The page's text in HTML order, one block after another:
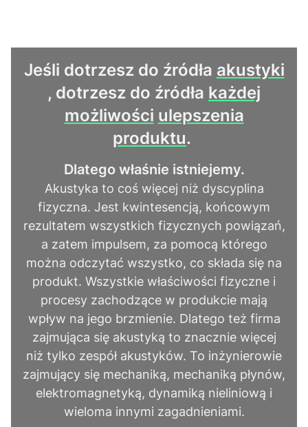
Jeśli dotrzesz do źródła akustyki
, dotrzesz do źródła każdej
możliwości ulepszenia
produktu.
Dlatego właśnie istniejemy.
Akustyka to coś więcej niż dyscyplina
fizyczna. Jest kwintesencją, końcowym
rezultatem wszystkich fizycznych powiązań,
a zatem impulsem, za pomocą którego
można odczytać wszystko, co składa się na
produkt. Wszystkie właściwości fizyczne i
procesy zachodzące w produkcie mają
wpływ na jego brzmienie. Dlatego też firma
zajmująca się akustyką to znacznie więcej
niż tylko zespół akustyków. To inżynierowie
zajmujący się mechaniką, mechaniką płynów,
elektromagnetyką, dynamiką nieliniową i
wieloma innymi zagadnieniami.